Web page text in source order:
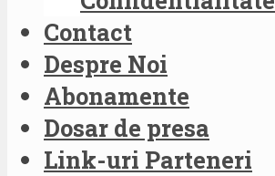
Contact
Despre Noi
Abonamente
Dosar de presa
Link-uri Parteneri